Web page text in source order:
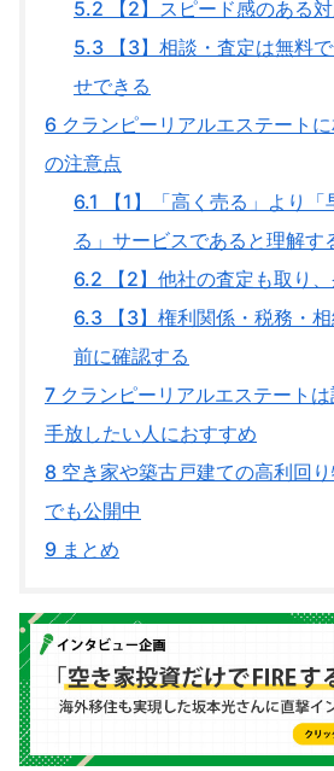
5.2 【2】スピード感のある
5.3 【3】相談・査定は無料
せできる
6 クランピーリアルエステート
の注意点
6.1 【1】「高く売る」より
る」サービスであると理解す
6.2 【2】他社の査定も取り
6.3 【3】権利関係・税務・
前に確認する
7 クランピーリアルエステート
手放したい人におすすめ
8 空き家や築古戸建ての高利回
でも公開中
9 まとめ